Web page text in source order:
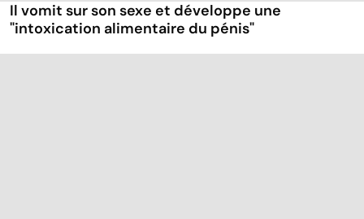
Il vomit sur son sexe et développe une
"intoxication alimentaire du pénis"